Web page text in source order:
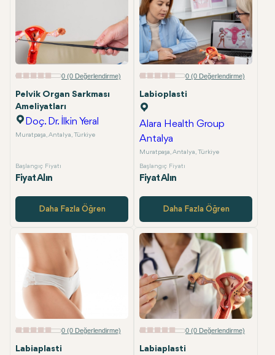
0 (0 Değerlendirme)
Pelvik Organ Sarkması
Ameliyatları
Doç. Dr. İlkin Yeral
Muratpaşa, Antalya, Türkiye
Başlangıç Fiyatı
Fiyat Alın
Daha Fazla Öğren
0 (0 Değerlendirme)
Labioplasti
Alara Health Group
Antalya
Muratpaşa, Antalya, Türkiye
Başlangıç Fiyatı
Fiyat Alın
Daha Fazla Öğren
0 (0 Değerlendirme)
Labiaplasti
0 (0 Değerlendirme)
Labiaplasti